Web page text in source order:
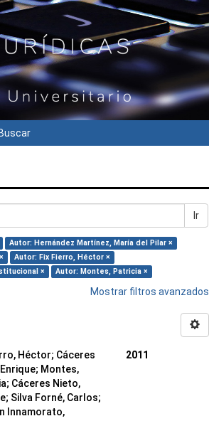
Buscar
Ir
Autor: Hernández Martínez, María del Pilar ×
Autor: Fix Fierro, Héctor ×
× Autor: Montes, Patricia ×
Mostrar filtros avanzados
Héctor; Cáceres
; Montes,
; Cáceres Nieto,
; Silva Forné, Carlos;
Innamorato,
2011